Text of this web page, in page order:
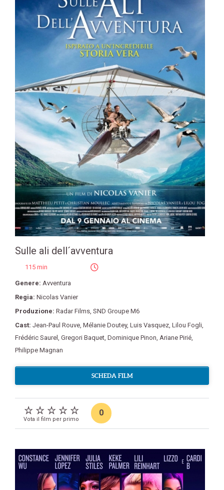
Sulle ali dell´avventura
115 min
Genere: Avventura
Regia: Nicolas Vanier
Produzione: Radar Films, SND Groupe M6
Cast: Jean-Paul Rouve, Mélanie Doutey, Luis Vasquez, Lilou Fogli,
Frédéric Saurel , Gregori Baquet, Dominique Pinon, Ariane Pirié,
Philippe Magnan
SCHEDA FILM
Vota il film per primo
0